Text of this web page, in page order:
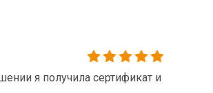
я получила сертификат и